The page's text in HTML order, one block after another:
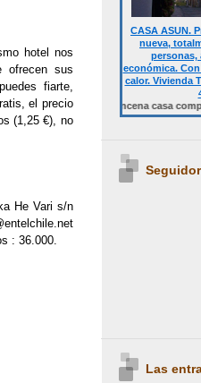
hotel nos
ofrecen sus
puedes fiarte,
el precio
(1,25 €), no
He Vari s/n
: 36.000.
CASA ASUN.
nueva,
personas,
económica.
calor. Vivienda
Desde 700 € quincena casa
Las